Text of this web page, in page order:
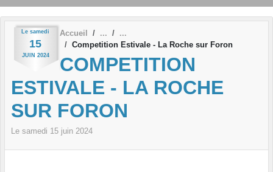
Le samedi
15
JUIN 2024
Accueil
Competition Estivale - La Roche sur Foron
COMPETITION
ESTIVALE - LA ROCHE
SUR FORON
Le samedi 15 juin 2024